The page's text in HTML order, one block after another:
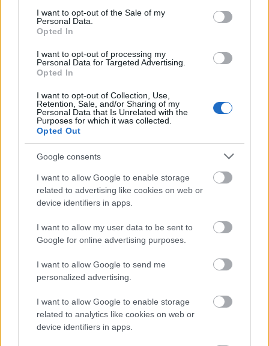
consent section.
I want to opt-out of the Sale of my
Personal Data.
Opted In
I want to opt-out of processing my
Personal Data for Targeted Advertising.
Opted In
I want to opt-out of Collection, Use,
Retention, Sale, and/or Sharing of my
Personal Data that Is Unrelated with the
Purposes for which it was collected.
Opted Out
Google consents
I want to allow Google to enable storage
related to advertising like cookies on web or
device identifiers in apps.
I want to allow my user data to be sent to
Google for online advertising purposes.
I want to allow Google to send me
personalized advertising.
I want to allow Google to enable storage
related to analytics like cookies on web or
device identifiers in apps.
Αχαΐα: Φωτιά κοντά στη λίμνη Τσιβλού
και αποκατάσταση λιμνών από ακραία
φαινόμενα